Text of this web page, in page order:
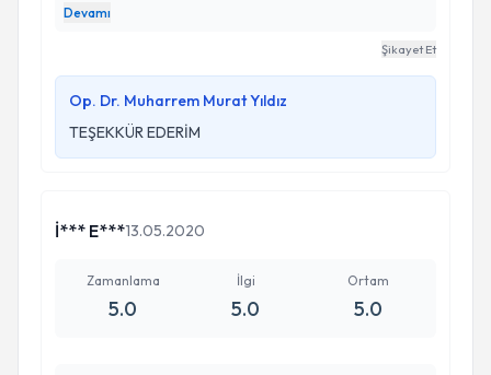
hocam. Bunları hiç bir maddi ve manevi yardım
beklemeden yaptı. ATATÜRK'ÜN BENİ TÜRK
HAKKINI VEREN HOCAM ALLAH SİZDEN
RAZI OLSUN.
Devamı
Şikayet Et
Op. Dr. Muharrem Murat Yıldız
TEŞEKKÜR EDERİM
İ*** E***13.05.2020
Zamanlama
5.0
İlgi
5.0
Ortam
5.0